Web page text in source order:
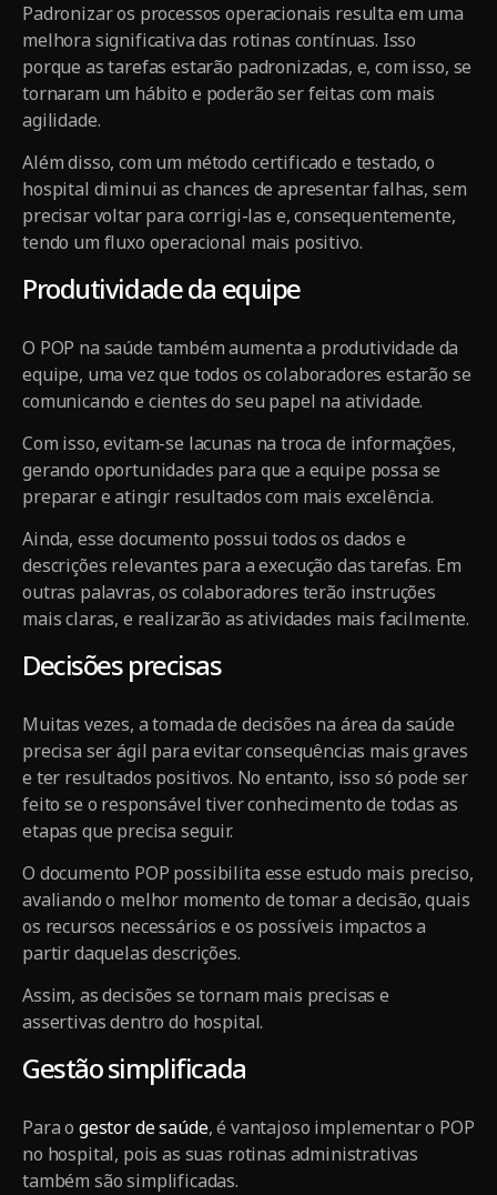
Padronizar os processos operacionais resulta em uma
melhora significativa das rotinas contínuas. Isso
porque as tarefas estarão padronizadas, e, com isso, se
tornaram um hábito e poderão ser feitas com mais
agilidade.
Além disso, com um método certificado e testado, o
hospital diminui as chances de apresentar falhas, sem
precisar voltar para corrigi-las e, consequentemente,
tendo um fluxo operacional mais positivo.
Produtividade da equipe
O POP na saúde também aumenta a produtividade da
equipe, uma vez que todos os colaboradores estarão se
comunicando e cientes do seu papel na atividade.
Com isso, evitam-se lacunas na troca de informações,
gerando oportunidades para que a equipe possa se
preparar e atingir resultados com mais excelência.
Ainda, esse documento possui todos os dados e
descrições relevantes para a execução das tarefas. Em
outras palavras, os colaboradores terão instruções
mais claras, e realizarão as atividades mais facilmente.
Decisões precisas
Muitas vezes, a tomada de decisões na área da saúde
precisa ser ágil para evitar consequências mais graves
e ter resultados positivos. No entanto, isso só pode ser
feito se o responsável tiver conhecimento de todas as
etapas que precisa seguir.
O documento POP possibilita esse estudo mais preciso,
avaliando o melhor momento de tomar a decisão, quais
os recursos necessários e os possíveis impactos a
partir daquelas descrições.
Assim, as decisões se tornam mais precisas e
assertivas dentro do hospital.
Gestão simplificada
Para o gestor de saúde, é vantajoso implementar o POP
no hospital, pois as suas rotinas administrativas
também são simplificadas.